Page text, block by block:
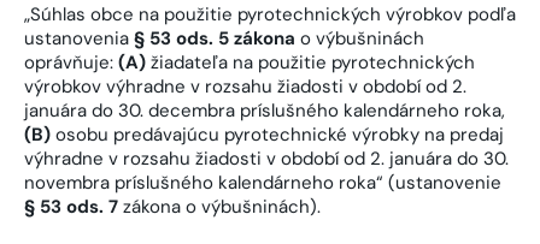
„Súhlas obce na použitie pyrotechnických výrobkov podľa
ustanovenia § 53 ods. 5 zákona o výbušninách
oprávňuje: (A) žiadateľa na použitie pyrotechnických
výrobkov výhradne v rozsahu žiadosti v období od 2.
januára do 30. decembra príslušného kalendárneho roka,
(B) osobu predávajúcu pyrotechnické výrobky na predaj
výhradne v rozsahu žiadosti v období od 2. januára do 30.
novembra príslušného kalendárneho roka“ (ustanovenie
§ 53 ods. 7 zákona o výbušninách).